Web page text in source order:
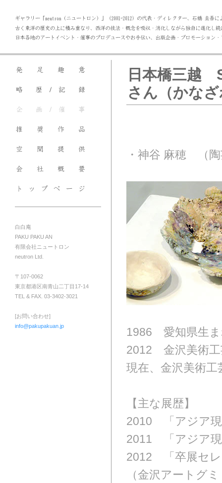
白白庵
PAKU PAKU AN
有限会社ニュートロン
neutron Ltd.
〒107-0062
東京都港区南青山二丁目17-14
TEL & FAX. 03-3402-3021
[お問い合わせ]
info@pakupakuan.jp
日本橋三越
さん（かな
・神谷 麻穂 （
1986 愛知県生
2012 金沢美術工
現在、金沢美術工
【主な展歴】
2010 「アジア現
2011 「アジア現
2012 「卒展セレ
（金沢アートグ